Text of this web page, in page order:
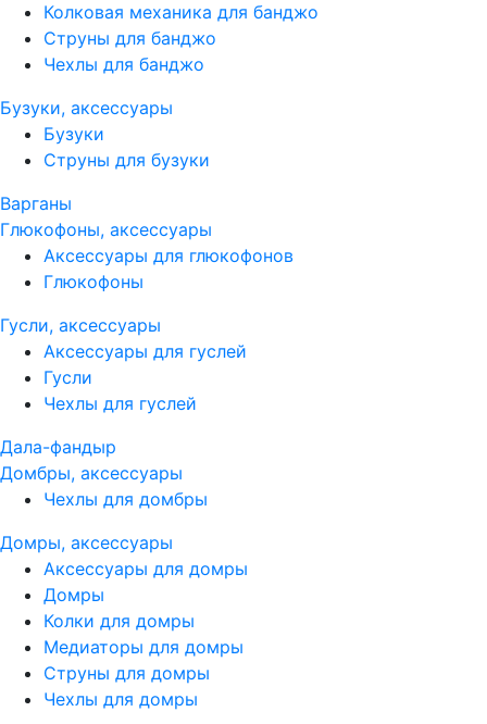
Колковая механика для банджо
Струны для банджо
Чехлы для банджо
Бузуки, аксессуары
Бузуки
Струны для бузуки
Варганы
Глюкофоны, аксессуары
Аксессуары для глюкофонов
Глюкофоны
Гусли, аксессуары
Аксессуары для гуслей
Гусли
Чехлы для гуслей
Дала-фандыр
Домбры, аксессуары
Чехлы для домбры
Домры, аксессуары
Аксессуары для домры
Домры
Колки для домры
Медиаторы для домры
Струны для домры
Чехлы для домры